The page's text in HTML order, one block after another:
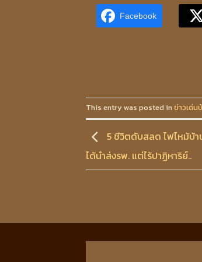
Facebook
This entry was posted in ข่าวเด่น
5 ชีวิตดับสลด ไฟไหม้บ้า
ได้นำส่งรพ. แต่ไร้ปาฏิหาริย์..